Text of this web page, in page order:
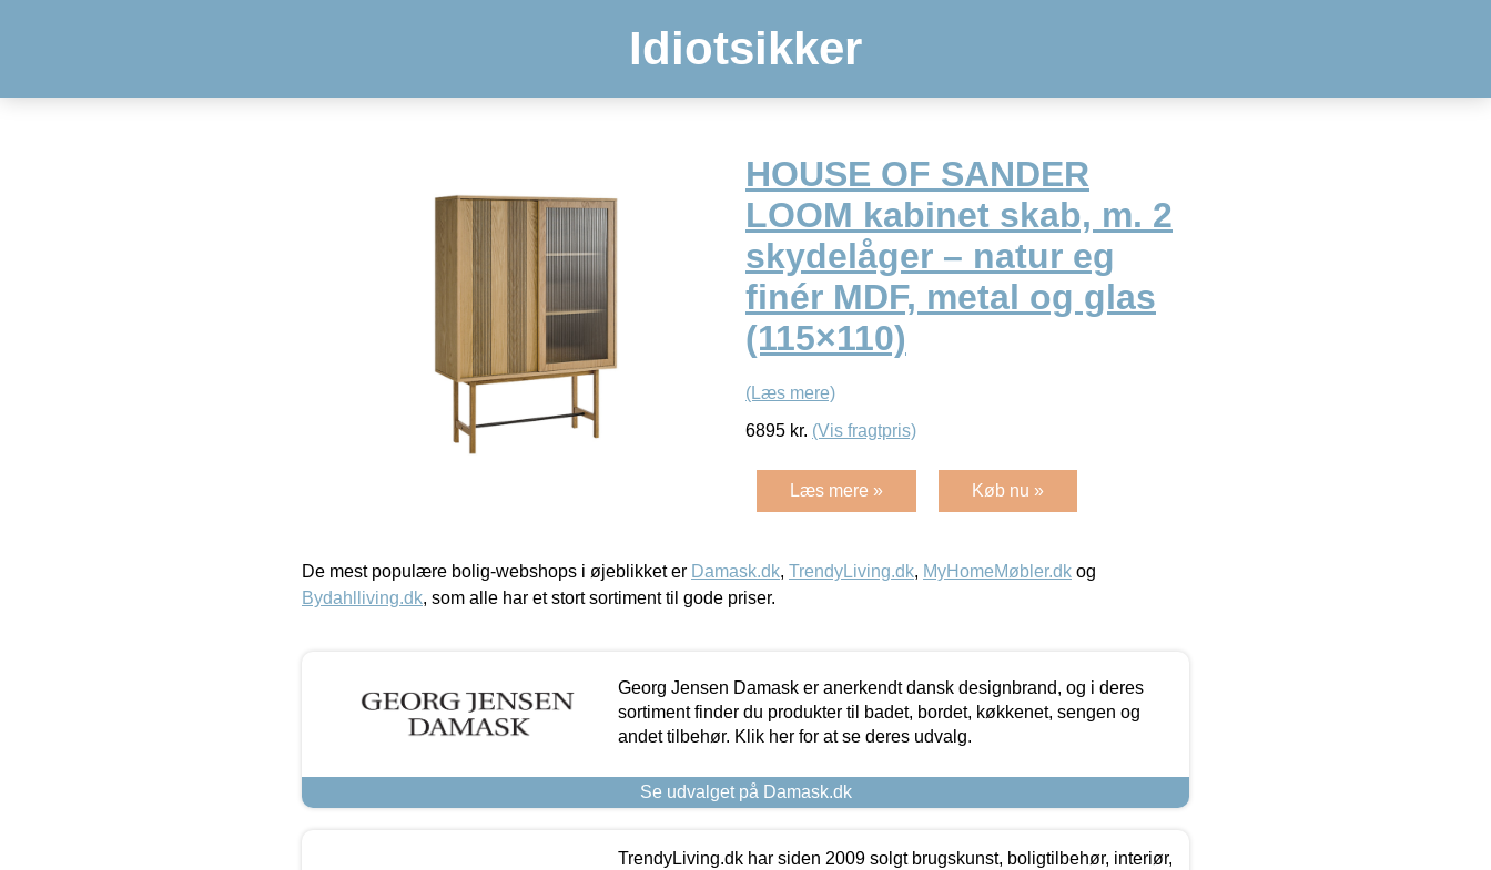
Idiotsikker
HOUSE OF SANDER
LOOM kabinet skab, m. 2
skydelåger – natur eg
finér MDF, metal og glas
(115×110)
(Læs mere)
6895 kr. (Vis fragtpris)
Læs mere » Køb nu »
De mest populære bolig-webshops i øjeblikket er Damask.dk, TrendyLiving.dk, MyHomeMøbler.dk og
Bydahlliving.dk, som alle har et stort sortiment til gode priser.
Georg Jensen Damask er anerkendt dansk designbrand, og i deres
sortiment finder du produkter til badet, bordet, køkkenet, sengen og
andet tilbehør. Klik her for at se deres udvalg.
Se udvalget på Damask.dk
TrendyLiving.dk har siden 2009 solgt brugskunst, boligtilbehør, interiør,